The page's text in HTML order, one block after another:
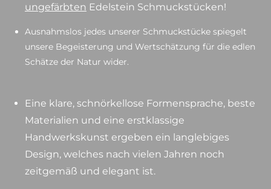
ungefärbten Edelstein Schmuckstücken!
Ausnahmslos jedes unserer Schmuckstücke spiegelt
unsere Begeisterung und Wertschätzung für die edlen
Schätze der Natur wider.
Eine klare, schnörkellose Formensprache, beste
Materialien und eine erstklassige
Handwerkskunst ergeben ein langlebiges
Design, welches nach vielen Jahren noch
zeitgemäß und elegant ist.